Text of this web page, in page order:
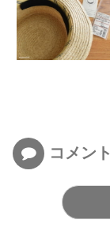
コメント